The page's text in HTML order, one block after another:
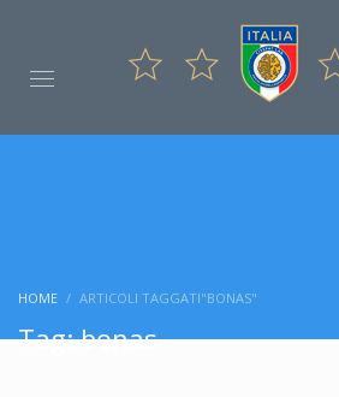
HOME ARTICOLI TAGGATI"BONAS"
Tag: bonas